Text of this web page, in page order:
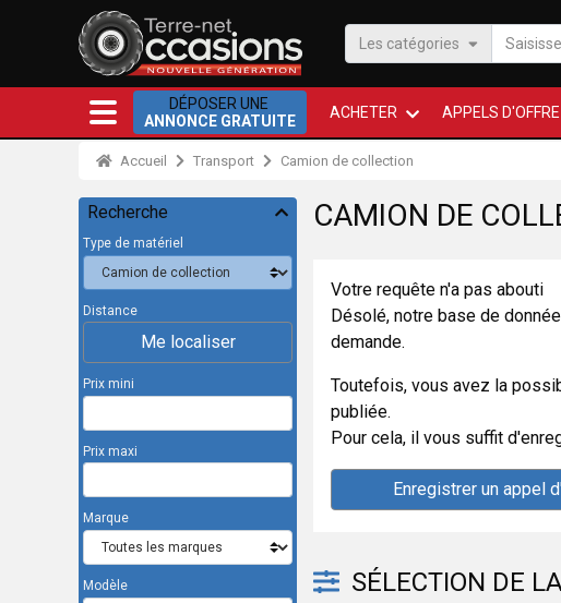
Les catégories
DÉPOSER UNE
ANNONCE GRATUITE
ACHETER APPELS D'OFFRE
Accueil Transport Camion de collection
Recherche
Type de matériel
Distance
Me localiser
Prix mini
Prix maxi
Marque
Modèle
CAMION DE
Votre requête n'a pas abouti
Désolé, notre base de
demande.
Toutefois, vous avez la
publiée.
Pour cela, il vous suffit
Enregistrer un appel
SÉLECTION DE